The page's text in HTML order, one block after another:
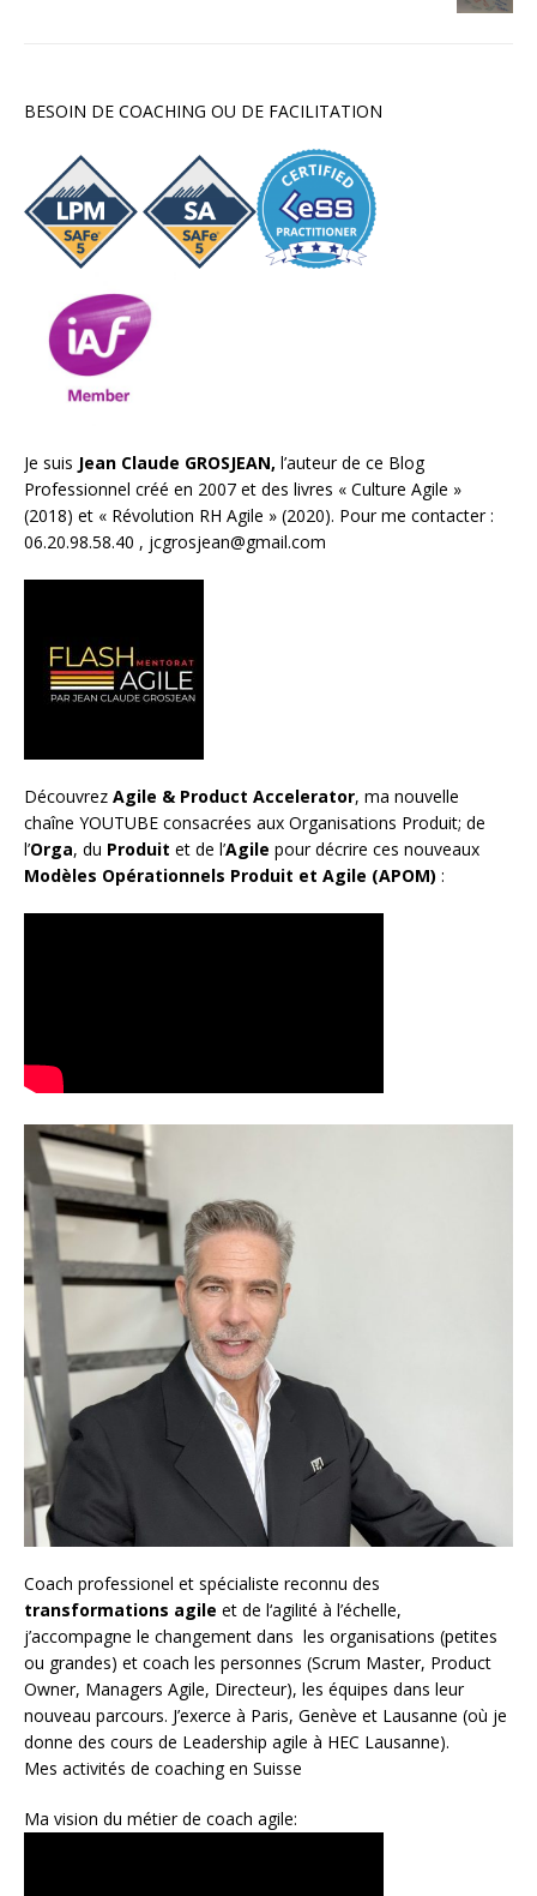
BESOIN DE COACHING OU DE FACILITATION
Je suis Jean Claude GROSJEAN, l’auteur de ce Blog
Professionnel créé en 2007 et des livres « Culture Agile »
(2018) et « Révolution RH Agile » (2020). Pour me contacter :
06.20.98.58.40 , jcgrosjean@gmail.com
Découvrez Agile & Product Accelerator, ma nouvelle
chaîne YOUTUBE consacrées aux Organisations Produit; de
l’Orga, du Produit et de l’Agile pour décrire ces nouveaux
Modèles Opérationnels Produit et Agile (APOM) :
Coach professionel et spécialiste reconnu des
transformations agile et de l‘agilité à l’échelle,
j’accompagne le changement dans les organisations (petites
ou grandes) et coach les personnes (Scrum Master, Product
Owner, Managers Agile, Directeur), les équipes dans leur
nouveau parcours. J’exerce à Paris, Genève et Lausanne (où je
donne des cours de Leadership agile à HEC Lausanne).
Mes activités de coaching en Suisse
Ma vision du métier de coach agile: